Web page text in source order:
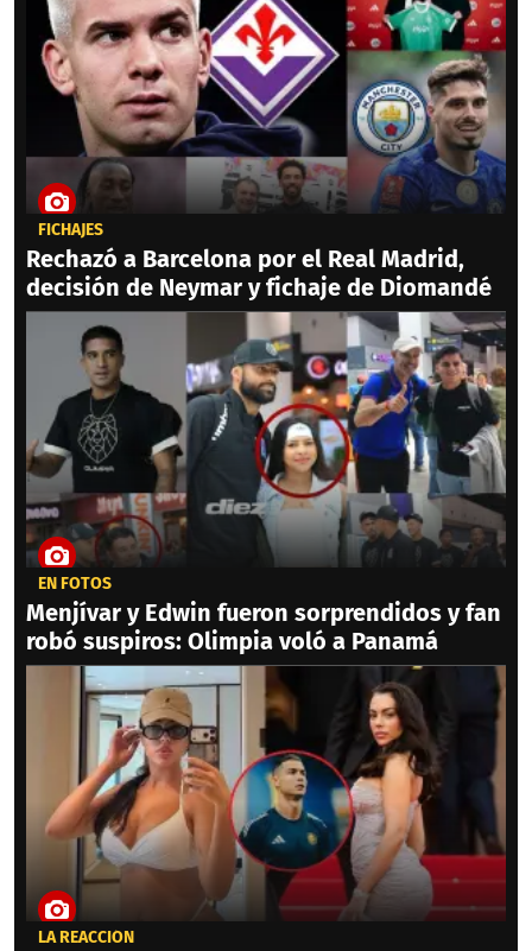
FICHAJES
Rechazó a Barcelona por el Real Madrid,
decisión de Neymar y fichaje de Diomandé
EN FOTOS
Menjívar y Edwin fueron sorprendidos y fan
robó suspiros: Olimpia voló a Panamá
LA REACCIÓN